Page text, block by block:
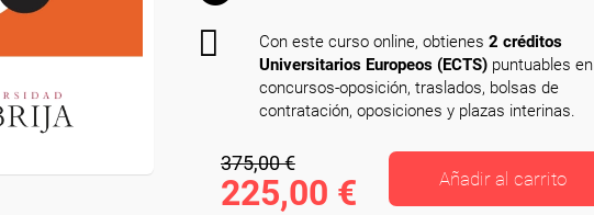
Con este curso online, obtienes 2 créditos
Universitarios Europeos (ECTS) puntuables en
concursos-oposición, traslados, bolsas de
contratación, oposiciones y plazas interinas.
375,00 €
225,00 € Añadir al carrito